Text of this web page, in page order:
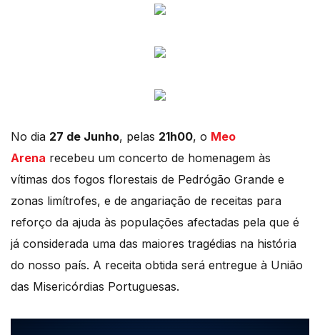
No dia 27 de Junho, pelas 21h00, o Meo
Arena recebeu um concerto de homenagem às
vítimas dos fogos florestais de Pedrógão Grande e
zonas limítrofes, e de angariação de receitas para
reforço da ajuda às populações afectadas pela que é
já considerada uma das maiores tragédias na história
do nosso país. A receita obtida será entregue à União
das Misericórdias Portuguesas.